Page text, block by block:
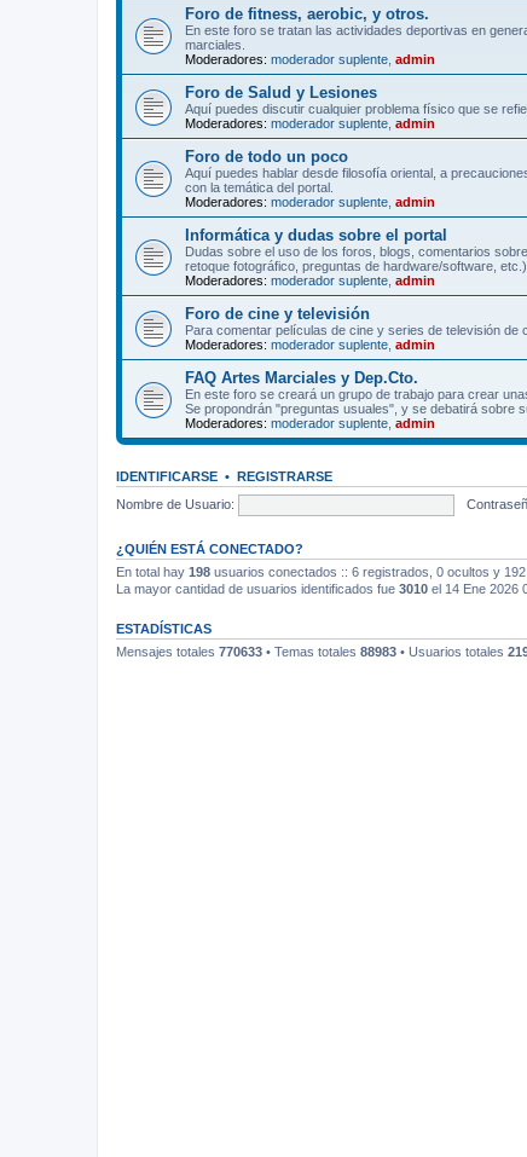
Foro de fitness, aerobic, y otros.
En este foro se tratan las actividades deportivas en
marciales.
Moderadores: moderador suplente admin
Foro de Salud y Lesiones
Aquí puedes discutir cualquier problema físico que se
Moderadores: moderador suplente admin
Foro de todo un poco
Aquí puedes hablar desde filosofía oriental, a
con la temática del portal.
Moderadores: moderador suplente admin
Informática y dudas sobre el portal
Dudas sobre el uso de los foros, blogs, comentarios
retoque fotográfico, preguntas de hardware/software, etc.)
Moderadores: moderador suplente admin
Foro de cine y televisión
Para comentar películas de cine y series de televisión de
Moderadores: moderador suplente admin
FAQ Artes Marciales y Dep.Cto.
En este foro se creará un grupo de trabajo para crear
Se propondrán "preguntas usuales", y se debatirá sobre
Moderadores: moderador suplente admin
IDENTIFICARSE • REGISTRARSE
Nombre de Usuario:
¿QUIÉN ESTÁ CONECTADO?
En total hay 198 usuarios conectados :: 6 registrados, 0 ocultos y
La mayor cantidad de usuarios identificados fue 3010 el 14 Ene 2026
ESTADÍSTICAS
Mensajes totales 770633 • Temas totales 88983 • Usuarios totales